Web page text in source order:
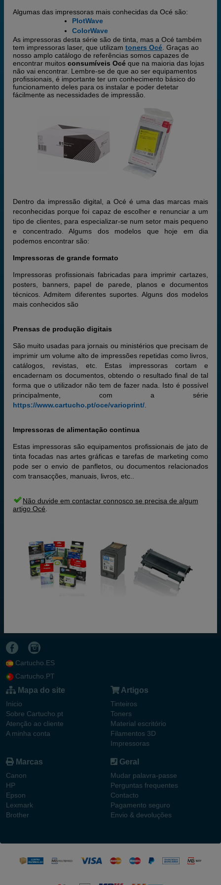
Algumas das impressoras mais conhecidas da Océ são:
PlotWave
ColorWave
As impressoras desta série são de tinta, mas a Océ também
tem impressoras laser, que utilizam toners Océ . Graças ao
nosso amplo catálogo de referências somos capazes de
encontrar muitos consumíveis Océ que na maioria das lojas
não vai encontrar. Lembre-se de que ao ser equipamentos
profissionais, é importante ter um conhecimento básico do
funcionamento deles para os instalar e poder detetar
fácilmente as necessidades de impressão.
Dentro da impressão digital, a Océ é uma das marcas mais
reconhecidas porque foi capaz de escolher e renunciar a um
tipo de clientes, para especializar-se num setor mais pequeno
e concentrado. Algums dos modelos que hoje em dia
podemos encontrar são:
Impressoras de grande formato
Impressoras profissionais fabricadas para imprimir cartazes,
posters, banners, papel de parede, planos e documentos
técnicos. Admitem diferentes suportes. Alguns dos modelos
mais conhecidos são
Prensas de produção digitais
São muito usadas para jornais ou ministérios que precisam de
imprimir um volume alto de impressões repetidas como livros,
catálogos, revistas, etc. Estas impressoras cortam e
encadernam os documentos, obtendo o resultado final de tal
forma que o utilizador não tem de fazer nada. Isto é possível
principalmente, com a série
https://www.cartucho.pt/oce/varioprint/
Impressoras de alimentação continua
Estas impressoras são equipamentos profissionais de jato de
tinta focadas nas artes gráficas e tarefas de marketing como
pode ser o envio de panfletos, ou documentos relacionados
com transacções, manuais, livros, etc..
Não duvide em contactar connosco se precisa de algum
artigo Océ
Cartucho.ES
Cartucho.PT
Mapa do site
Inicio
Sobre Cartucho.pt
Atenção ao cliente
A minha conta
Artigos
Tinteiros
Toners
Material escritório
Filamentos 3D
Impressoras
Marcas
Canon
HP
Epson
Lexmark
Brother
Geral
Mudar palavra-passe
Perguntas frequentes
Contacto
Pagamento seguro
Envio & devoluções